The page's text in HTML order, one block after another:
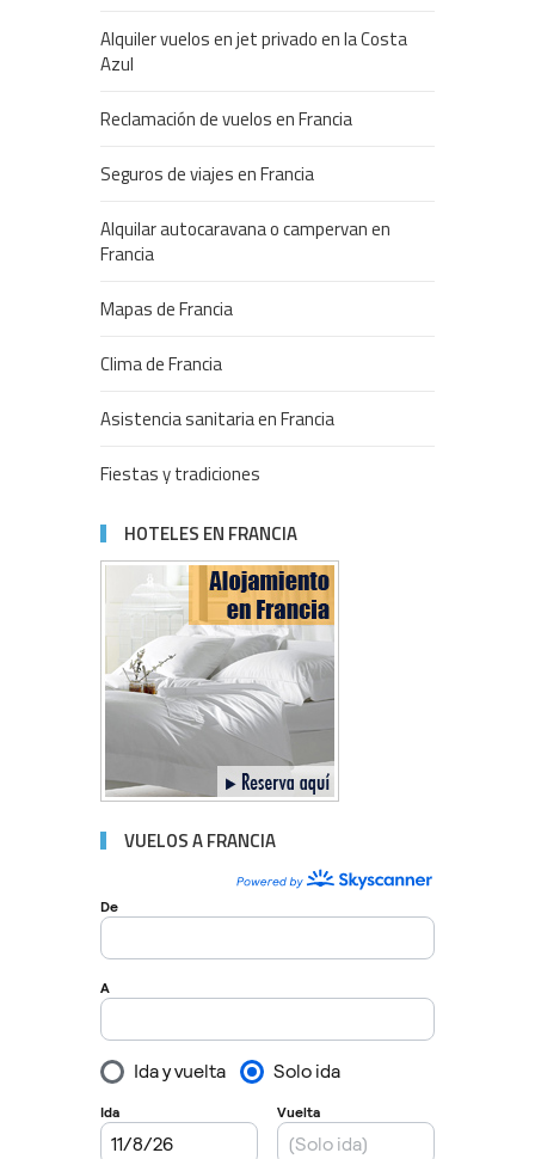
Alquiler vuelos en jet privado en la Costa
Azul
Reclamación de vuelos en Francia
Seguros de viajes en Francia
Alquilar autocaravana o campervan en
Francia
Mapas de Francia
Clima de Francia
Asistencia sanitaria en Francia
Fiestas y tradiciones
HOTELES EN FRANCIA
VUELOS A FRANCIA